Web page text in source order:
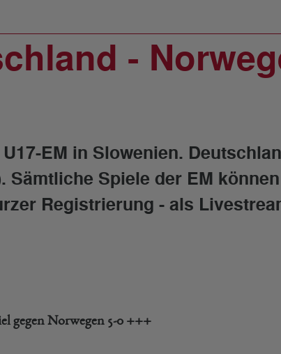
-
EM in Slowenien.
Sämtliche Spiele der EM
Registrierung - als
gegen Norwegen 5-0 +++